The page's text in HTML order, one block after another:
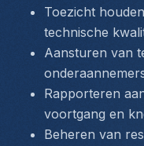
Toezicht
technische
Aansturen van
Rapporteren
voortgang en
Beheren van